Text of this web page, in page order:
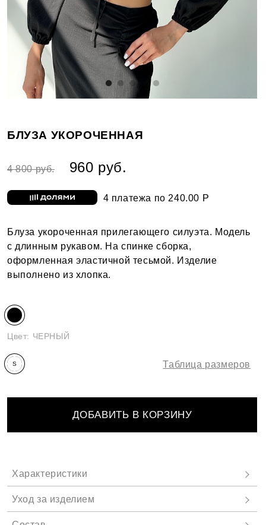
БЛУЗА УКОРОЧЕННАЯ
4 800 руб. 960 руб.
4 платежа по 240.00 Р
Блуза укороченная прилегающего силуэта. Модель
с длинным рукавом. На спинке сборка,
оформленная эластичной тесьмой. Изделие
выполнено из хлопка.
Цвет: ЧЕРНЫЙ
S Таблица размеров
ДОБАВИТЬ В КОРЗИНУ